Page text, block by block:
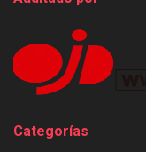
Categorías